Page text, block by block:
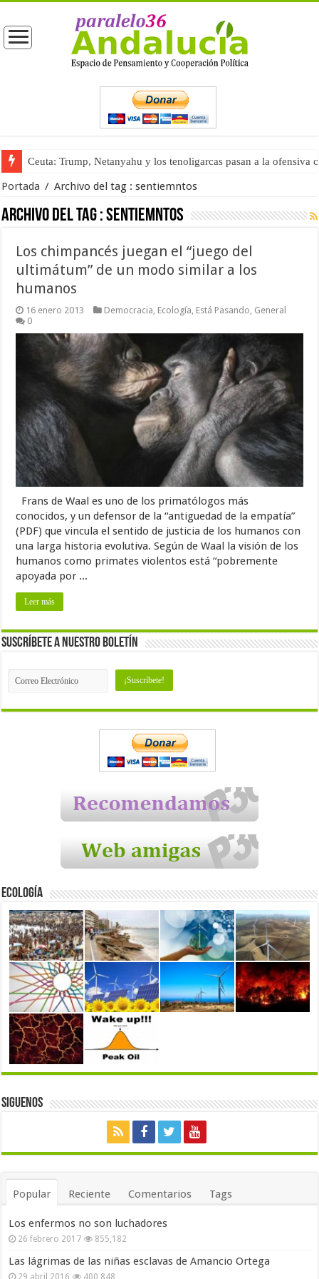
Ceuta: Trump, Netanyahu y los tenoligarcas pasan a la ofensiva
Portada / Archivo del tag :sentiemntos
Archivo del tag :sentiemntos
Los chimpancés juegan el “juego del
ultimátum” de un modo similar a los
humanos
16 enero 2013 Democracia, Ecología, Está Pasando, General
0
Frans de Waal es uno de los primatólogos más
conocidos, y un defensor de la “antiguedad de la empatía”
(PDF) que vincula el sentido de justicia de los humanos con
una larga historia evolutiva. Según de Waal la visión de los
humanos como primates violentos está “pobremente
apoyada por ...
Leer más
Suscríbete a nuestro Boletín
Ecología
Siguenos
Popular Reciente Comentarios Tags
Los enfermos no son luchadores
26 febrero 2017 855,182
Las lágrimas de las niñas esclavas de Amancio Ortega